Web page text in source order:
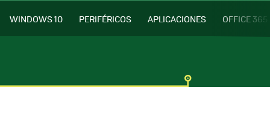
WINDOWS 10 PERIFÉRICOS APLICACIONES OFFICE 365